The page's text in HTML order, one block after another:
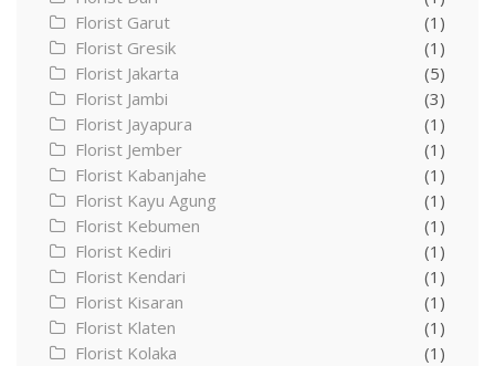
Florist Garut
(1)
Florist Gresik
(1)
Florist Jakarta
(5)
Florist Jambi
(3)
Florist Jayapura
(1)
Florist Jember
(1)
Florist Kabanjahe
(1)
Florist Kayu Agung
(1)
Florist Kebumen
(1)
Florist Kediri
(1)
Florist Kendari
(1)
Florist Kisaran
(1)
Florist Klaten
(1)
Florist Kolaka
(1)